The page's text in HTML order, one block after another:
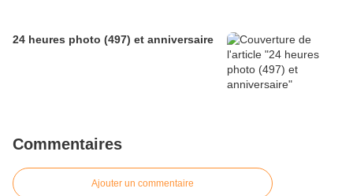
24 heures photo (497) et anniversaire
Commentaires
Ajouter un commentaire